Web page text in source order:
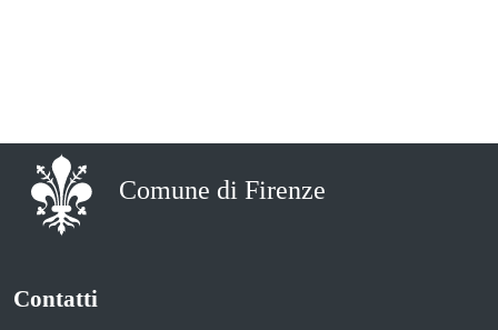
Comune di Firenze
Contatti